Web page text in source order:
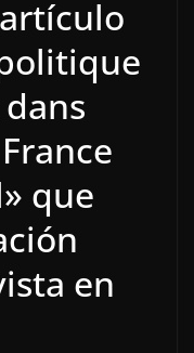
que
en